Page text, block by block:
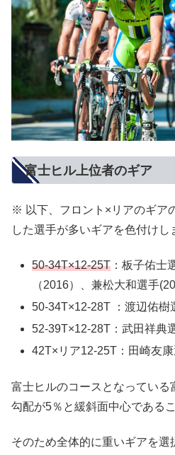
富士ヒル上位者のギア
※ 以下、フロント×リアのギア
した選手が多いギアを色付けし
50-34T×12-25T ：板子佑士
（2016）、兼松大和選手
50-34T×12-28T ：渡辺佑樹
52-39T×12-28T：武田祥典
42T×リア12-25T：田崎友康
富士ヒルのコースとなっている
勾配が5％と緩斜面中心である
そのため全体的に重いギアを選